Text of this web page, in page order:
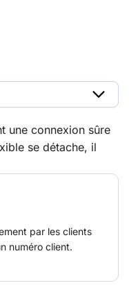
une connexion sûre
se détache, il
par les clients
numéro client.